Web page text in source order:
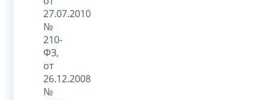
27.07.2010
№
210-
ФЗ,
от
26.12.2008
№